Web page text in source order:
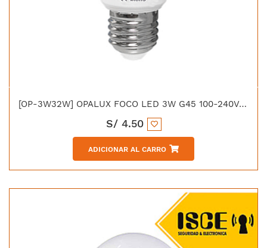
[OP-3W32W] OPALUX FOCO LED 3W G45 100-240V CALIDA 200LM 3000K E27
S/ 4.50
ADICIONAR AL CARRO